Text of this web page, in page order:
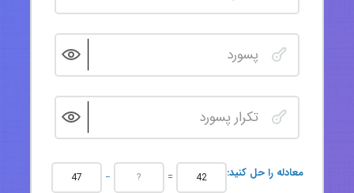
:معادله را حل کنید − =